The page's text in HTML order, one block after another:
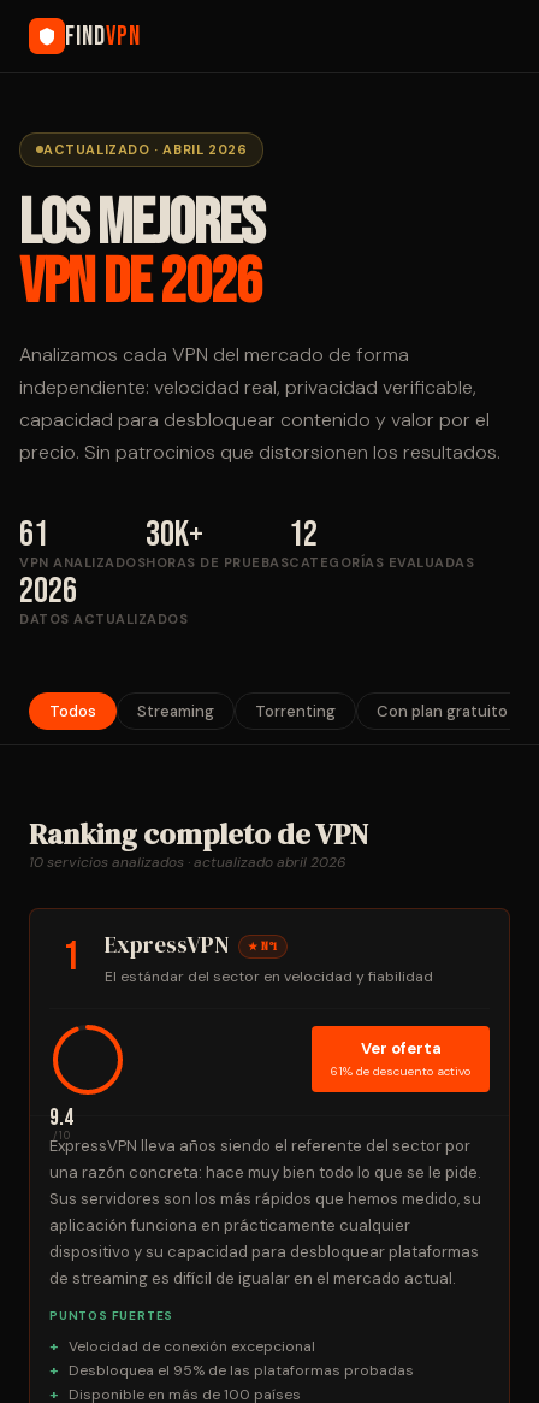
findVPN
ACTUALIZADO · ABRIL 2026
Los mejores
VPN de 2026
Analizamos cada VPN del mercado de forma
independiente: velocidad real, privacidad verificable,
capacidad para desbloquear contenido y valor por el
precio. Sin patrocinios que distorsionen los resultados.
61
VPN ANALIZADOS
30K+
HORAS DE PRUEBAS
12
CATEGORÍAS EVALUADAS
2026
DATOS ACTUALIZADOS
Todos Streaming Torrenting Con plan gratuito
Ranking completo de VPN
10 servicios analizados · actualizado abril 2026
1 ExpressVPN ★ Nº1
El estándar del sector en velocidad y fiabilidad
9.4
/10
Ver oferta
61% de descuento activo
ExpressVPN lleva años siendo el referente del sector por
una razón concreta: hace muy bien todo lo que se le pide.
Sus servidores son los más rápidos que hemos medido, su
aplicación funciona en prácticamente cualquier
dispositivo y su capacidad para desbloquear plataformas
de streaming es difícil de igualar en el mercado actual.
PUNTOS FUERTES
Velocidad de conexión excepcional
Desbloquea el 95% de las plataformas probadas
Disponible en más de 100 países